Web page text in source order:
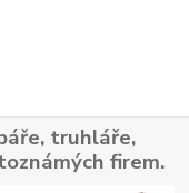
truhláře,
firem.